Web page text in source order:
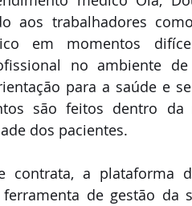
aos trabalhadores
em momentos
no ambiente
para a saúde e
são feitos dentro da
dos pacientes.
contrata, a plataforma
de gestão da